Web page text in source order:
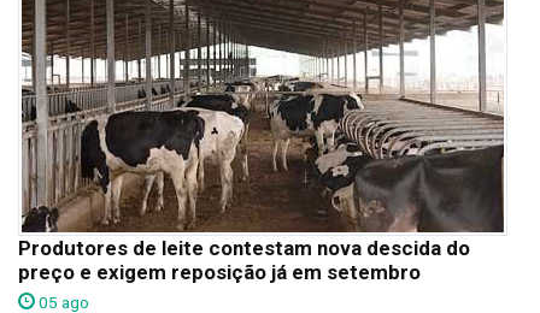
Produtores de leite contestam nova descida do
preço e exigem reposição já em setembro
05 ago